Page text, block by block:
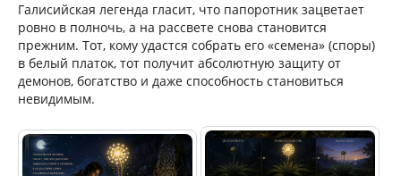
Галисийская легенда гласит, что папоротник зацветает
ровно в полночь, а на рассвете снова становится
прежним. Тот, кому удастся собрать его «семена» (споры)
в белый платок, тот получит абсолютную защиту от
демонов, богатство и даже способность становиться
невидимым.